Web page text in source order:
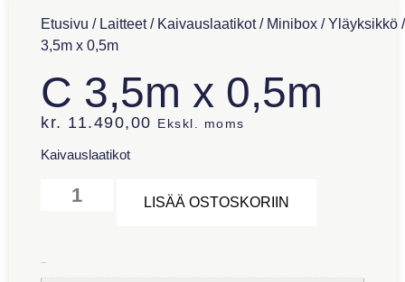
Etusivu / Laitteet/ Kaivauslaatikot/ Minibox /Yläyksikkö
3,5m x 0,5m
C 3,5m x 0,5m
kr. 11.490,00 Ekskl. moms
Kaivauslaatikot
LISÄÄ OSTOSKORIIN